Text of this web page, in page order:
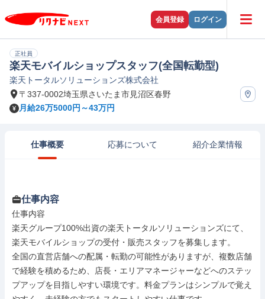
会員登録 ログイン
正社員
楽天モバイルショップスタッフ(全国転勤型)
楽天トータルソリューションズ株式会社
〒337-0002埼玉県さいたま市見沼区春野
月給26万5000円～43万円
仕事概要 応募について 紹介企業情報
仕事内容
仕事内容
楽天グループ100%出資の楽天トータルソリューションズにて、
楽天モバイルショップの受付・販売スタッフを募集します。
全国の直営店舗への配属・転勤の可能性がありますが、複数店舗
で経験を積めるため、店長・エリアマネージャーなどへのステッ
プアップを目指しやすい環境です。料金プランはシンプルで覚え